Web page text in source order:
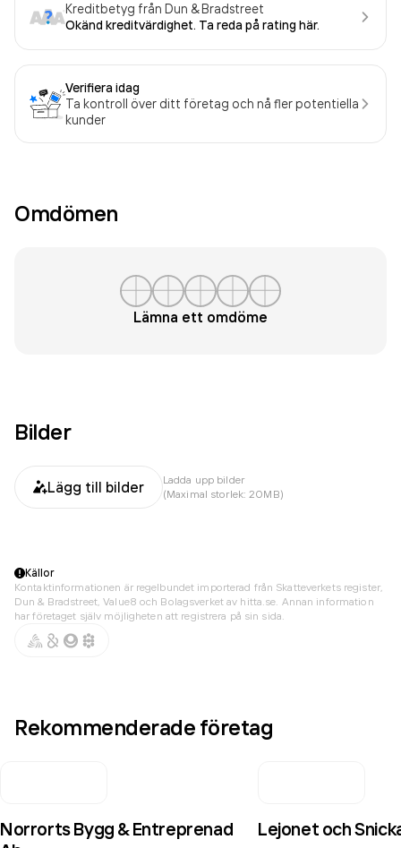
Kreditbetyg från Dun & Bradstreet
Okänd kreditvärdighet. Ta reda på rating här.
Verifiera idag
Ta kontroll över ditt företag och nå fler potentiella
kunder
Omdömen
Lämna ett omdöme
Bilder
Lägg till bilder
Ladda upp bilder
(Maximal storlek: 20MB)
Källor
Kontaktinformationen är regelbundet importerad från Skatteverkets register,
Dun & Bradstreet, Value8 och Bolagsverket av hitta.se. Annan information
har företaget själv möjligheten att registrera på sin sida.
Rekommenderade företag
Norrorts Bygg & Entreprenad
Lejonet och